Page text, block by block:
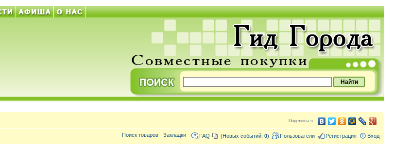
Поделиться
FAQ (Новых событий: 0) Пользователи Регистрация Вход
Поиск товаров Закладки